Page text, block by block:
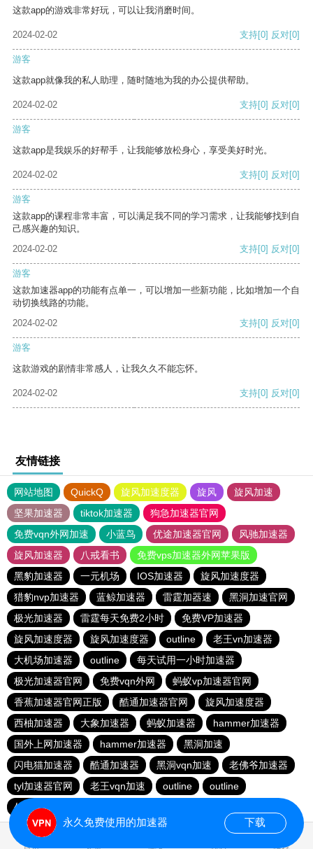
这款app的游戏非常好玩，可以让我消磨时间。
2024-02-02 支持[0] 反对[0]
游客
这款app就像我的私人助理，随时随地为我的办公提供帮助。
2024-02-02 支持[0] 反对[0]
游客
这款app是我娱乐的好帮手，让我能够放松身心，享受美好时光。
2024-02-02 支持[0] 反对[0]
游客
这款app的课程非常丰富，可以满足我不同的学习需求，让我能够找到自
己感兴趣的知识。
2024-02-02
支持[0] 反对[0]
游客
这款加速器app的功能有点单一，可以增加一些新功能，比如增加一个自
动切换线路的功能。
2024-02-02
支持[0] 反对[0]
游客
这款游戏的剧情非常感人，让我久久不能忘怀。
2024-02-02 支持[0] 反对[0]
友情链接
网站地图 QuickQ 旋风加速度器 旋风
旋风加速
坚果加速器
tiktok加速器
狗急加速器官网
免费vqn外网加速
小蓝鸟 优途加速器官网
风驰加速器
旋风加速器
八戒看书
免费vps加速器外网苹果版
黑豹加速器
一元机场 IOS加速器
旋风加速度器
猎豹nvp加速器
蓝鲸加速器 雷霆加器速
黑洞加速官网
极光加速器
雷霆每天免费2小时
免费VP加速器
旋风加速度器
旋风加速度器 outline
老王vn加速器
大机场加速器
outline
每天试用一小时加速器
极光加速器官网
免费vqn外网
蚂蚁vp加速器官网
香蕉加速器官网正版
酷通加速器官网
旋风加速度器
西柚加速器
大象加速器 蚂蚁加速器
hammer加速器
国外上网加速器
hammer加速器
黑洞加速
闪电猫加速器
酷通加速器 黑洞vqn加速
老佛爷加速器
tyl加速器官网
老王vqn加速 outline
outline
外网加速免费软件
永久免费使用的加速器 下载